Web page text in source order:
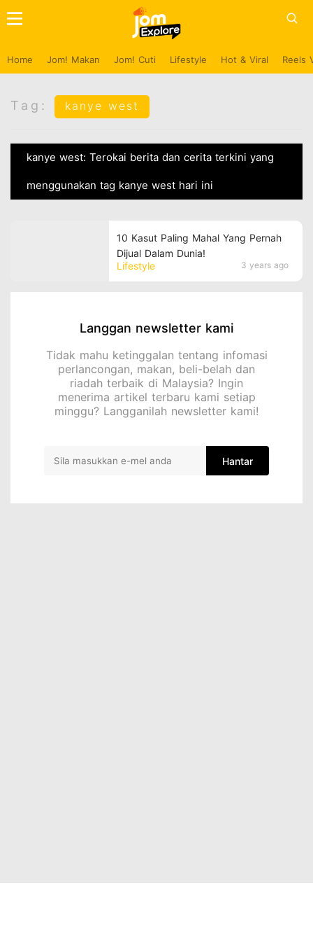
Home Jom! Makan Jom! Cuti Lifestyle Hot & Viral Reels
Tag: kanye west
kanye west: Terokai berita dan cerita terkini yang
menggunakan tag kanye west hari ini
Lifestyle 3 years ago
10 Kasut Paling Mahal Yang Pernah
Dijual Dalam Dunia!
Langgan newsletter kami
Tidak mahu ketinggalan tentang infomasi
perlancongan, makan, beli-belah dan
riadah terbaik di Malaysia? Ingin
menerima artikel terbaru kami setiap
minggu? Langganilah newsletter kami!
Hantar